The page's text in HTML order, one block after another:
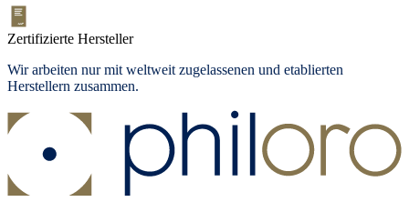
Zertifizierte Hersteller
Wir arbeiten nur mit weltweit zugelassenen und etablierten
Herstellern zusammen.